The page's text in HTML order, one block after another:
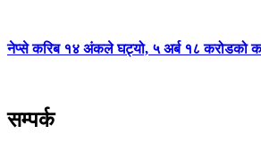
नेप्से करिब १४ अंकले घट्यो, ५ अर्ब १८ करोडको
सम्पर्क